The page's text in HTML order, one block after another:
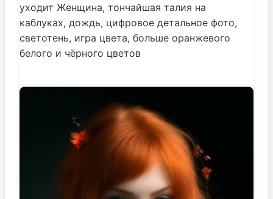
уходит Женщина, тончайшая талия на
каблуках, дождь, цифровое детальное фото,
светотень, игра цвета, больше оранжевого
белого и чёрного цветов